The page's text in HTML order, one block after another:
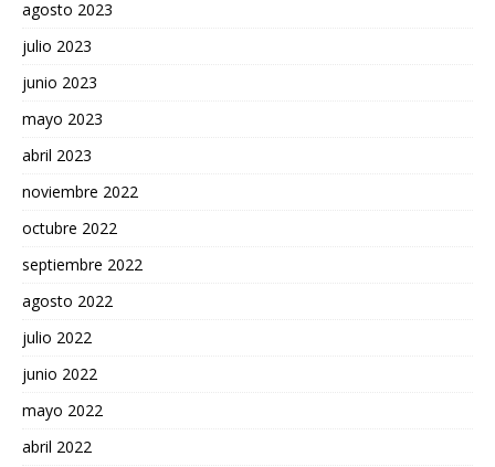
agosto 2023
julio 2023
junio 2023
mayo 2023
abril 2023
noviembre 2022
octubre 2022
septiembre 2022
agosto 2022
julio 2022
junio 2022
mayo 2022
abril 2022